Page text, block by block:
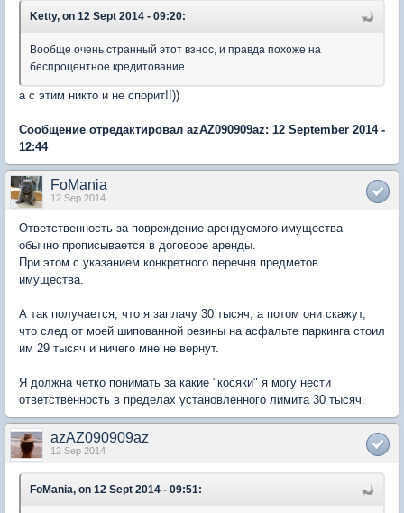
Ketty, on 12 Sept 2014 - 09:20:
Вообще очень странный этот взнос, и правда похоже на
беспроцентное кредитование.
а с этим никто и не спорит!!))
Сообщение отредактировал azAZ090909az: 12 September 2014 -
12:44
FoMania
12 Sep 2014
Ответственность за повреждение арендуемого имущества
обычно прописывается в договоре аренды.
При этом с указанием конкретного перечня предметов
имущества.
А так получается, что я заплачу 30 тысяч, а потом они скажут,
что след от моей шипованной резины на асфальте паркинга стоил
им 29 тысяч и ничего мне не вернут.
Я должна четко понимать за какие "косяки" я могу нести
ответственность в пределах установленного лимита 30 тысяч.
azAZ090909az
12 Sep 2014
FoMania, on 12 Sept 2014 - 09:51: